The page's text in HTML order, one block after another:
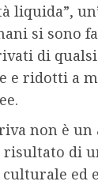
liquida”,
si sono
di
e ridotti a
non è
risultato di
ed